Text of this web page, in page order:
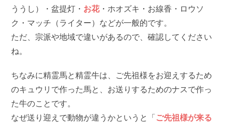
ううし）・盆提灯・ お花・ホオズキ・お線香・ロウソ
ク・マッチ（ライター）などが一般的です。
ただ、宗派や地域で違いがあるので、確認してください
ね。
ちなみに精霊馬と精霊牛は、ご先祖様をお迎えするため
のキュウリで作った馬と、お送りするためのナスで作っ
た牛のことです。
なぜ送り迎えで動物が違うかというと「 ご先祖様が来る